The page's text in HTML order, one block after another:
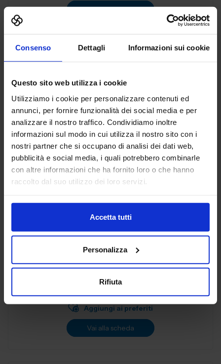
Consenso Dettagli Informazioni sui cookie
Questo sito web utilizza i cookie
Utilizziamo i cookie per personalizzare contenuti ed
annunci, per fornire funzionalità dei social media e per
analizzare il nostro traffico. Condividiamo inoltre
informazioni sul modo in cui utilizza il nostro sito con i
nostri partner che si occupano di analisi dei dati web,
pubblicità e social media, i quali potrebbero combinarle
con altre informazioni che ha fornito loro o che hanno
raccolto dal suo utilizzo dei loro servizi.
Accetta tutti
Personalizza
Rifiuta
Vai alla scheda
AGENT321 SRL
SUBFORNITURA MECCANICA
Padiglione:Pad. 26Stand:C99
Aggiungi ai preferiti
Vai alla scheda
AL.EA. SRL
SUBFORNITURA MECCANICA
Dal 2005, AL. EA è un punto di riferimento nell'industria
progettati per soddisfare le esigenze delle aziende
Aggiungi ai preferiti
Vai alla scheda